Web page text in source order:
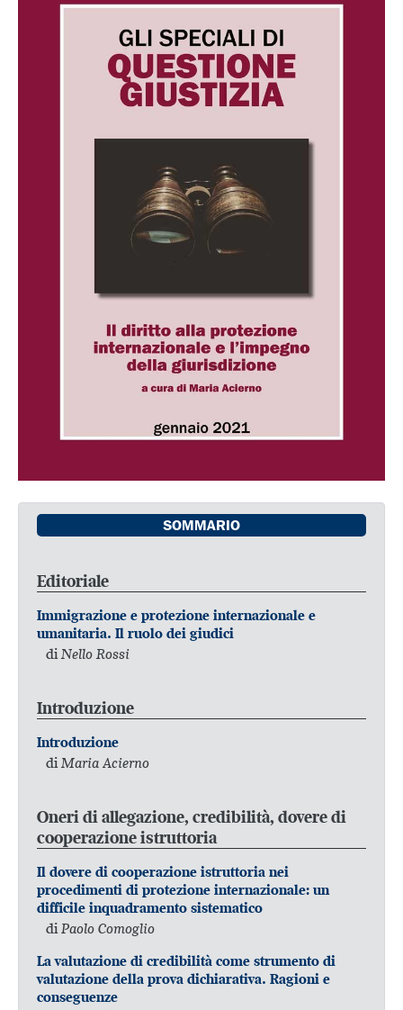
SOMMARIO
Editoriale
Immigrazione e protezione internazionale e
umanitaria. Il ruolo dei giudici
di Nello Rossi
Introduzione
Introduzione
di Maria Acierno
Oneri di allegazione, credibilità, dovere di
cooperazione istruttoria
Il dovere di cooperazione istruttoria nei
procedimenti di protezione internazionale: un
difficile inquadramento sistematico
di Paolo Comoglio
La valutazione di credibilità come strumento di
valutazione della prova dichiarativa. Ragioni e
conseguenze